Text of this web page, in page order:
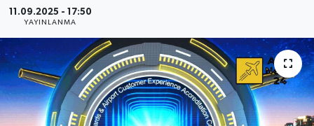
11.09.2025 - 17:50
YAYINLANMA